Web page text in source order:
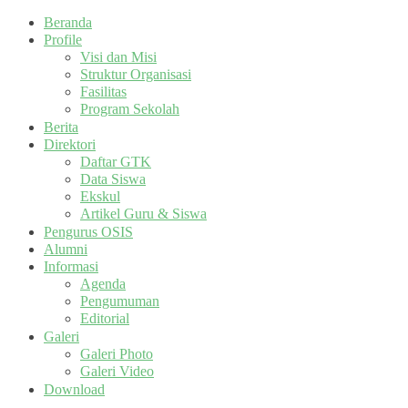
Beranda
Profile
Visi dan Misi
Struktur Organisasi
Fasilitas
Program Sekolah
Berita
Direktori
Daftar GTK
Data Siswa
Ekskul
Artikel Guru & Siswa
Pengurus OSIS
Alumni
Informasi
Agenda
Pengumuman
Editorial
Galeri
Galeri Photo
Galeri Video
Download